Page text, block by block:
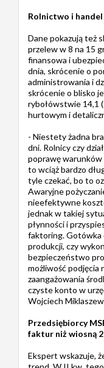
Rolnictwo i
Dane pokazują też
przelew w 8 na 15
finansowa i
dnia, skrócenie o
administrowania i
skrócenie o blisko
rybołówstwie 14,1
hurtowym i
- Niestety żadna
dni. Rolnicy czy
poprawę warunków
to wciąż bardzo
tyle czekać, bo to
Awaryjne
nieefektywne
jednak w takiej
płynności i
faktoring. Gotówka
produkcji, czy
bezpieczeństwo
możliwość podjęcia
zaangażowania
czyste konto w
Wojciech
Przedsiębiorcy
faktur niż wiosną
Ekspert wskazuje,